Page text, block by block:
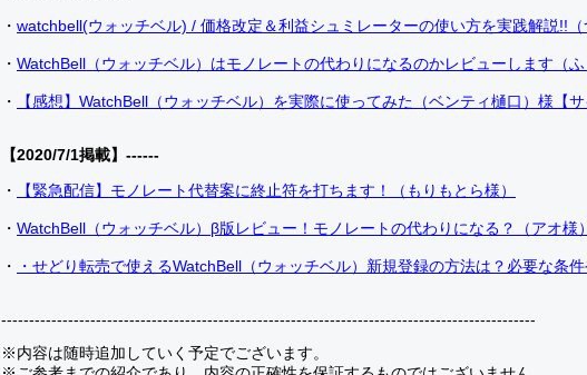
・ watchbell(ウォッチベル) / 価格改定＆利益シュミレーターの使い方を実践解説!!
・ WatchBell（ウォッチベル）はモノレートの代わりになるのかレビューします（
・ 【感想】WatchBell（ウォッチベル）を実際に使ってみた（ベンティ樋口）様【
【2020/7/1掲載】------
・
【緊急配信】モノレート代替案に終止符を打ちます！（もりもとら様）
・ WatchBell（ウォッチベル）β版レビュー！モノレートの代わりになる？（アオ様
・ ・せどり転売で使えるWatchBell（ウォッチベル）新規登録の方法は？必要な条
------------------------------------------------------------------------------------------------
※内容は随時追加していく予定でございます。